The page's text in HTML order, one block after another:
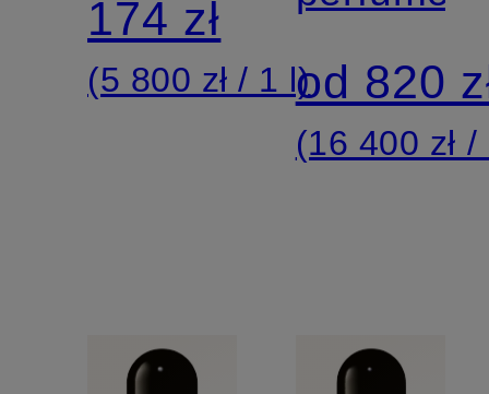
174 zł
(5 800 zł / 1 l)od 820
(16 400 zł